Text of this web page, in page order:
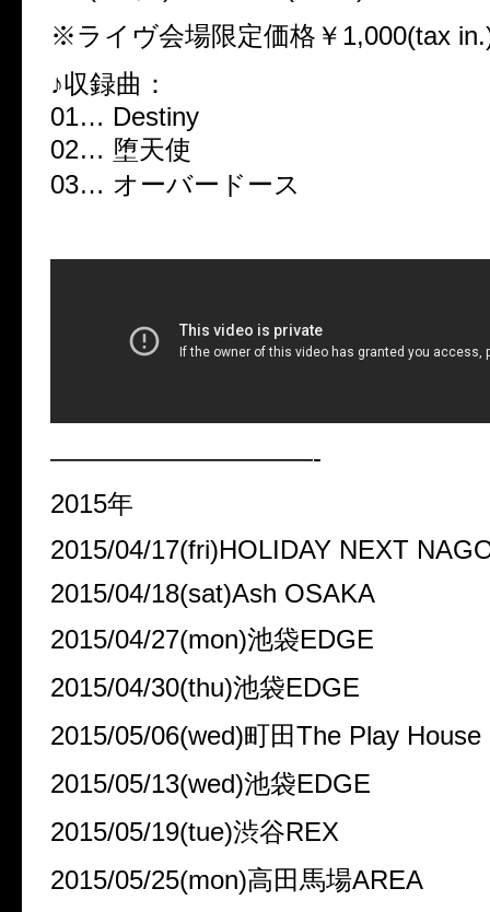
※ライヴ会場限定価格￥1,000(tax
♪収録曲：
01… Destiny
02… 堕天使
03… オーバードース
——————————-
2015年
2015/04/17(fri)HOLIDAY NEXT
2015/04/18(sat)Ash OSAKA
2015/04/27(mon)池袋EDGE
2015/04/30(thu)池袋EDGE
2015/05/06(wed)町田The Play House
2015/05/13(wed)池袋EDGE
2015/05/19(tue)渋谷REX
2015/05/25(mon)高田馬場AREA